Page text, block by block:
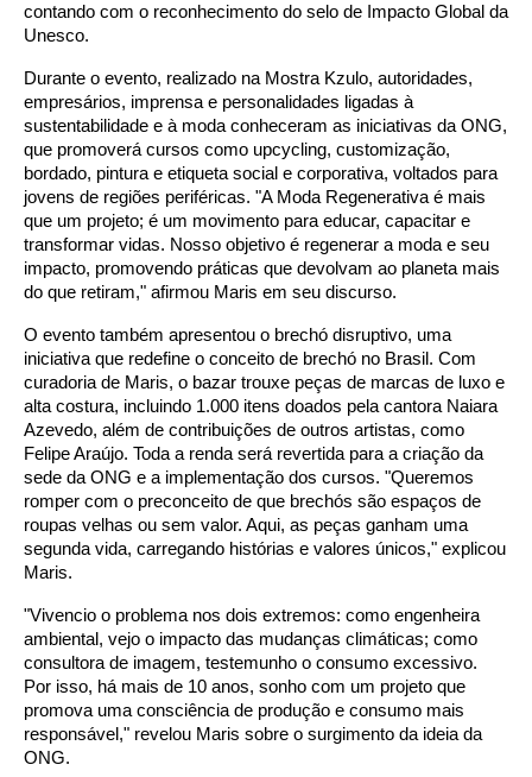
contando com o reconhecimento do selo de Impacto Global da
Unesco.
Durante o evento, realizado na Mostra Kzulo, autoridades,
empresários, imprensa e personalidades ligadas à
sustentabilidade e à moda conheceram as iniciativas da ONG,
que promoverá cursos como upcycling, customização,
bordado, pintura e etiqueta social e corporativa, voltados para
jovens de regiões periféricas. "A Moda Regenerativa é mais
que um projeto; é um movimento para educar, capacitar e
transformar vidas. Nosso objetivo é regenerar a moda e seu
impacto, promovendo práticas que devolvam ao planeta mais
do que retiram," afirmou Maris em seu discurso.
O evento também apresentou o brechó disruptivo, uma
iniciativa que redefine o conceito de brechó no Brasil. Com
curadoria de Maris, o bazar trouxe peças de marcas de luxo e
alta costura, incluindo 1.000 itens doados pela cantora Naiara
Azevedo, além de contribuições de outros artistas, como
Felipe Araújo. Toda a renda será revertida para a criação da
sede da ONG e a implementação dos cursos. "Queremos
romper com o preconceito de que brechós são espaços de
roupas velhas ou sem valor. Aqui, as peças ganham uma
segunda vida, carregando histórias e valores únicos," explicou
Maris.
"Vivencio o problema nos dois extremos: como engenheira
ambiental, vejo o impacto das mudanças climáticas; como
consultora de imagem, testemunho o consumo excessivo.
Por isso, há mais de 10 anos, sonho com um projeto que
promova uma consciência de produção e consumo mais
responsável," revelou Maris sobre o surgimento da ideia da
ONG.